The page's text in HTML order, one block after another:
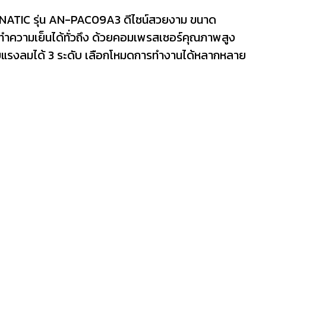
รุ่น AN-PAC09A3 ดีไซน์สวยงาม ขนาด
ความเย็นได้ทั่วถึง ด้วยคอมเพรสเซอร์คุณภาพสูง
ลมได้ 3 ระดับ เลือกโหมดการทำงานได้หลากหลาย